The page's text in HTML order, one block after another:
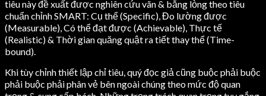
tiêu này đề xuất được nghiên cứu vãn & bằng lòng theo tiêu
chuẩn chỉnh SMART: Cụ thể (Specific), Đo lường được
(Measurable), Có thể đạt được (Achievable), Thực tế
(Realistic) & Thời gian quăng quật ra tiết thay thể (Time-
bound).
Khi tùy chỉnh thiết lập chỉ tiêu, quý đọc giả cũng buộc phải buộc
phải buộc phải phân vẻ bên ngoài chúng theo mức độ quan